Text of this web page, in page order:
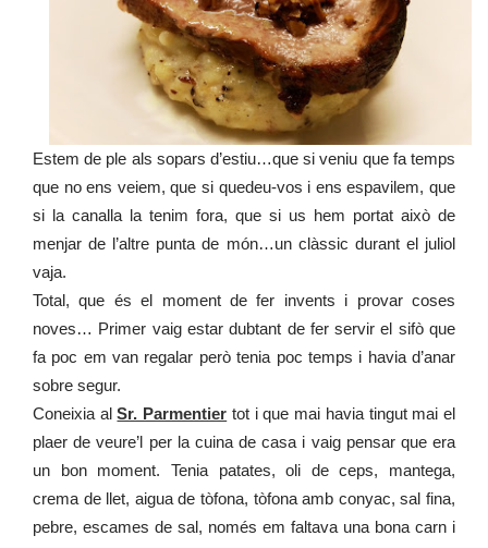
Estem de ple als sopars d’estiu…que si veniu que fa temps
que no ens veiem, que si quedeu-vos i ens espavilem, que
si la canalla la tenim fora, que si us hem portat això de
menjar de l’altre punta de món…un clàssic durant el juliol
vaja.
Total, que és el moment de fer invents i provar coses
noves… Primer vaig estar dubtant de fer servir el sifò que
fa poc em van regalar però tenia poc temps i havia d’anar
sobre segur.
Coneixia al Sr. Parmentier tot i que mai havia tingut mai el
plaer de veure’l per la cuina de casa i vaig pensar que era
un bon moment. Tenia patates, oli de ceps, mantega,
crema de llet, aigua de tòfona, tòfona amb conyac, sal fina,
pebre, escames de sal, només em faltava una bona carn i